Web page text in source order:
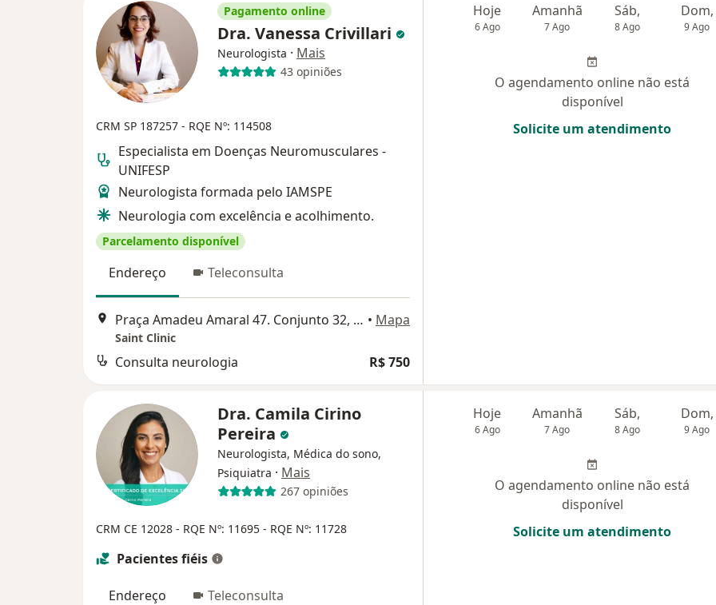
Pagamento online
Dra. Vanessa Crivillari
Neurologista · Mais
43 opiniões
CRM SP 187257 - RQE Nº: 114508
Especialista em Doenças Neuromusculares -
UNIFESP
Neurologista formada pelo IAMSPE
Neurologia com excelência e acolhimento.
Parcelamento disponível
Endereço Teleconsulta
Praça Amadeu Amaral 47. Conjunto 32, São Paulo • Mapa
Saint Clinic
Consulta neurologia R$ 750
Hoje
6 Ago
Amanhã
7 Ago
Sáb,
8 Ago
Dom,
9 Ago
O agendamento online não está
disponível
Solicite um atendimento
Dra. Camila Cirino
Pereira
Neurologista, Médica do sono,
Psiquiatra · Mais
267 opiniões
CRM CE 12028 - RQE Nº: 11695 - RQE Nº: 11728
Pacientes fiéis
Endereço Teleconsulta
Hoje
6 Ago
Amanhã
7 Ago
Sáb,
8 Ago
Dom,
9 Ago
O agendamento online não está
disponível
Solicite um atendimento